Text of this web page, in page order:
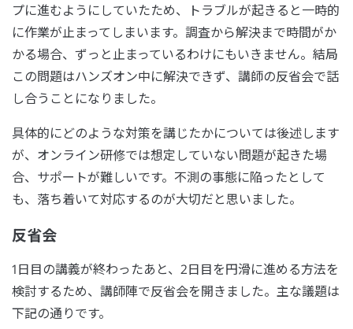
プに進むようにしていたため、トラブルが起きると一時的
に作業が止まってしまいます。調査から解決まで時間がか
かる場合、ずっと止まっているわけにもいきません。結局
この問題はハンズオン中に解決できず、講師の反省会で話
し合うことになりました。
具体的にどのような対策を講じたかについては後述します
が、オンライン研修では想定していない問題が起きた場
合、サポートが難しいです。不測の事態に陥ったとして
も、落ち着いて対応するのが大切だと思いました。
反省会
1日目の講義が終わったあと、2日目を円滑に進める方法を
検討するため、講師陣で反省会を開きました。主な議題は
下記の通りです。